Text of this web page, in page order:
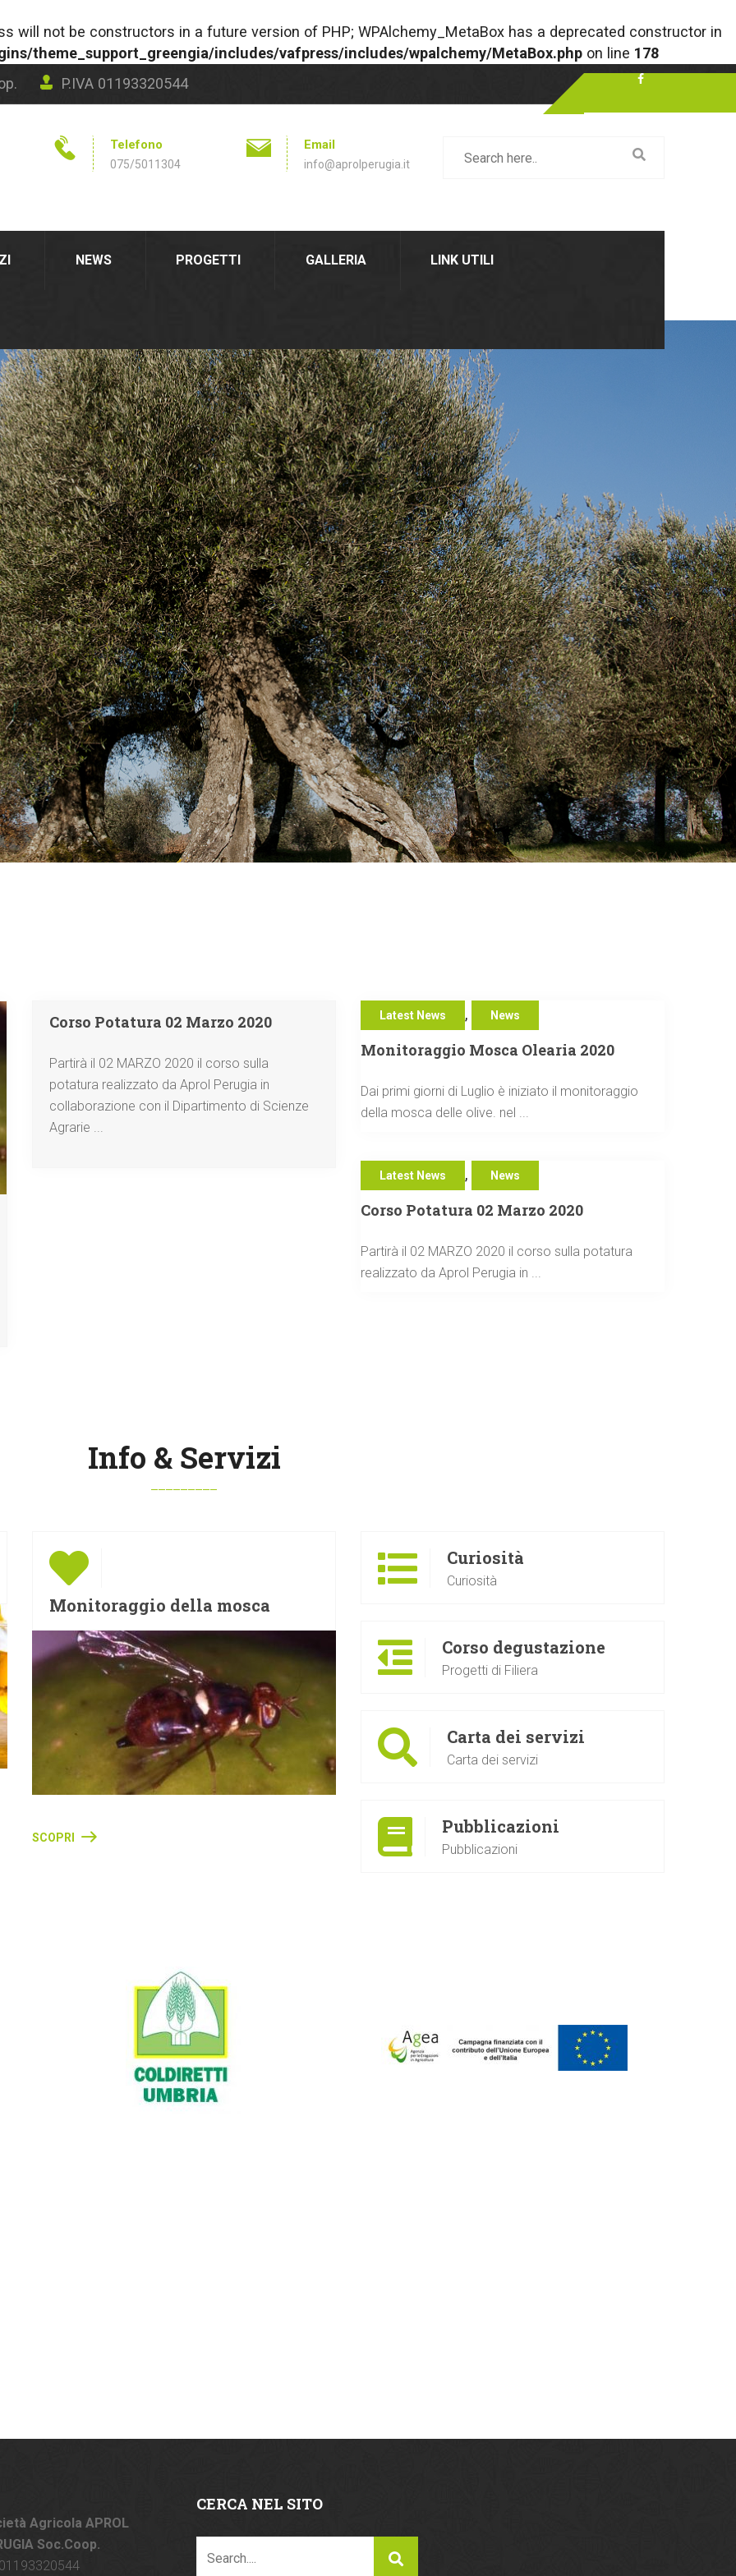
will not be constructors in a future version of PHP; WPAlchemy_MetaBox has a deprecated constructor in
theme_support_greengia/includes/vafpress/includes/wpalchemy/MetaBox.php on line 178
P.IVA 01193320544
Telefono
075/5011304
Email
info@aprolperugia.it
NEWS PROGETTI GALLERIA LINK UTILI
Corso Potatura 02 Marzo 2020
Partirà il 02 MARZO 2020 il corso sulla
potatura realizzato da Aprol Perugia in
collaborazione con il Dipartimento di Scienze
Agrarie ...
Latest News , News
Monitoraggio Mosca Olearia 2020
Dai primi giorni di Luglio è iniziato il monitoraggio
della mosca delle olive. nel ...
Latest News , News
Corso Potatura 02 Marzo 2020
Partirà il 02 MARZO 2020 il corso sulla potatura
realizzato da Aprol Perugia in ...
Info & Servizi
Monitoraggio della mosca
SCOPRI
Curiosità
Curiosità
Corso degustazione
Progetti di Filiera
Carta dei servizi
Carta dei servizi
Pubblicazioni
Pubblicazioni
Agricola APROL
Soc.Coop.
CERCA NEL SITO